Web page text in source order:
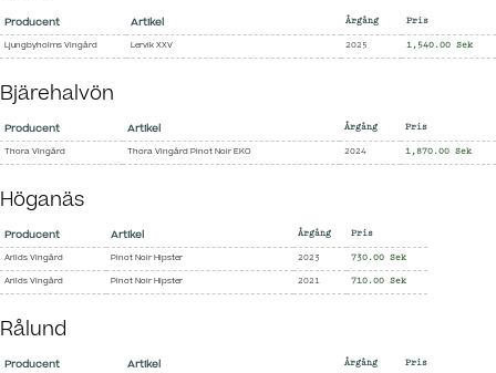
Producent Artikel Årgång Pris
Ljungbyholms Vingård Lervik XXV 2025 1,540.00 Sek
Bjärehalvön
Producent Artikel Årgång Pris
Thora Vingård Thora Vingård Pinot Noir EKO 2024 1,870.00 Sek
Höganäs
Producent Artikel Årgång Pris
Arilds Vingård Pinot Noir Hipster 2023 730.00 Sek
Arilds Vingård Pinot Noir Hipster 2021 710.00 Sek
Rålund
Producent Artikel Årgång Pris